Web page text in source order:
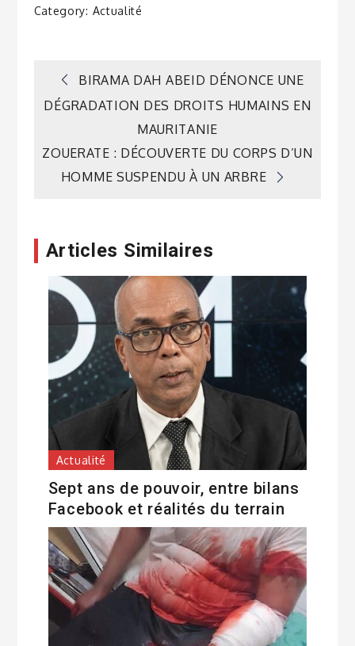
Category: Actualité
Navigation
l’article
BIRAMA DAH ABEID DÉNONCE UNE
DÉGRADATION DES DROITS HUMAINS EN
MAURITANIE
ZOUERATE : DÉCOUVERTE DU CORPS D’UN
HOMME SUSPENDU À UN ARBRE
Articles Similaires
Actualité
Sept ans de pouvoir, entre bilans
Facebook et réalités du terrain